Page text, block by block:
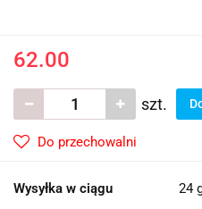
62.00
szt.
Do przechowalni
Wysyłka w ciągu 24